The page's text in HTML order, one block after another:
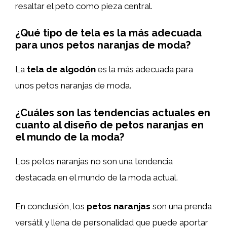
resaltar el peto como pieza central.
¿Qué tipo de tela es la más adecuada
para unos petos naranjas de moda?
La tela de algodón es la más adecuada para
unos petos naranjas de moda.
¿Cuáles son las tendencias actuales en
cuanto al diseño de petos naranjas en
el mundo de la moda?
Los petos naranjas no son una tendencia
destacada en el mundo de la moda actual.
En conclusión, los petos naranjas son una prenda
versátil y llena de personalidad que puede aportar